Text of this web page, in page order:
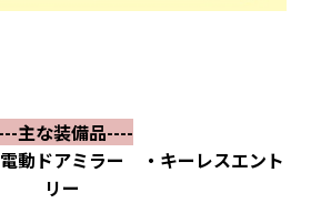
主な装備品----
動ドアミラー ・キーレスエント
リー